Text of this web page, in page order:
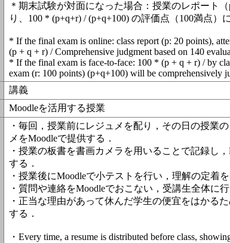
＊期末試験が対面になった場合：授業のレポート
り、100 * (p+q+r) / (p+q+100) の評価点（100満点）
* If the final exam is online: class report (p: 20 points),
(p + q + r) / Comprehensive judgment based on 140
* If the final exam is face-to-face: 100 * (p + q + r) / by
exam (r: 100 points) (p+q+100) will be comprehensively
講義
Moodleを活用する授業
・毎回，授業前にレジュメを配り，その日の授業
メをMoodleで提供する．
・授業の板書を書画カメラを用いることで記録し
する．
・授業後にMoodleで小テストを行い，理解の定着を
・質問や連絡をMoodleでおこない，受講生全体に
・正当な理由があって休んだ学生の便宜をはかる
する．
・Every time, a resume is distributed before class,